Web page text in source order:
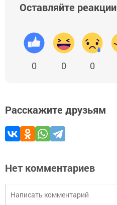
Оставляйте реакции
0 0 0
Расскажите друзьям
Нет комментариев